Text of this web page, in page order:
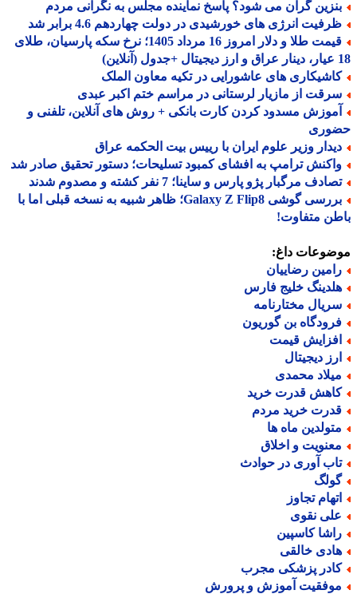
گران می شود؟ پاسخ نماینده مجلس به نگرانی مردم
انرژی های خورشیدی در دولت چهاردهم 4.6 برابر شد
قیمت طلا و دلار امروز 16 مرداد 1405؛ نرخ سکه پارسیان، طلای
های عاشورایی در تکیه معاون الملک
از مازیار لرستانی در مراسم ختم اکبر عبدی
مسدود کردن کارت بانکی + روش های آنلاین، تلفنی و
وزیر علوم ایران با رییس بیت الحکمه عراق
ترامپ به افشای کمبود تسلیحات؛ دستور تحقیق صادر شد
مرگبار پژو پارس و ساینا؛ 7 نفر کشته و مصدوم شدند
بررسی گوشی Galaxy Z Flip8؛ ظاهر شبیه به نسخه قبلی اما با
متفاوت!
داغ:
رضاییان
خلیج فارس
مختارنامه
بن گوریون
قیمت
دیجیتال
محمدی
قدرت خرید
خرید مردم
ماه ها
و اخلاق
آوری در حوادث
تجاوز
نقوی
کاسپین
خالقی
پزشکی مجرب
آموزش و پرورش